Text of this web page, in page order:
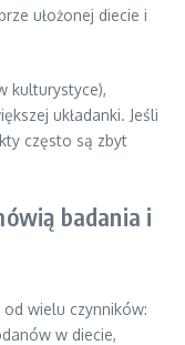
ułożonej diecie i
kulturystyce),
układanki. Jeśli
często są zbyt
badania i
wielu czynników:
w diecie,